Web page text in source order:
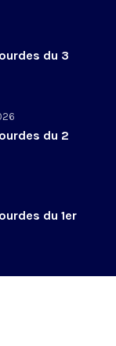
du 3
du 2
du 1er